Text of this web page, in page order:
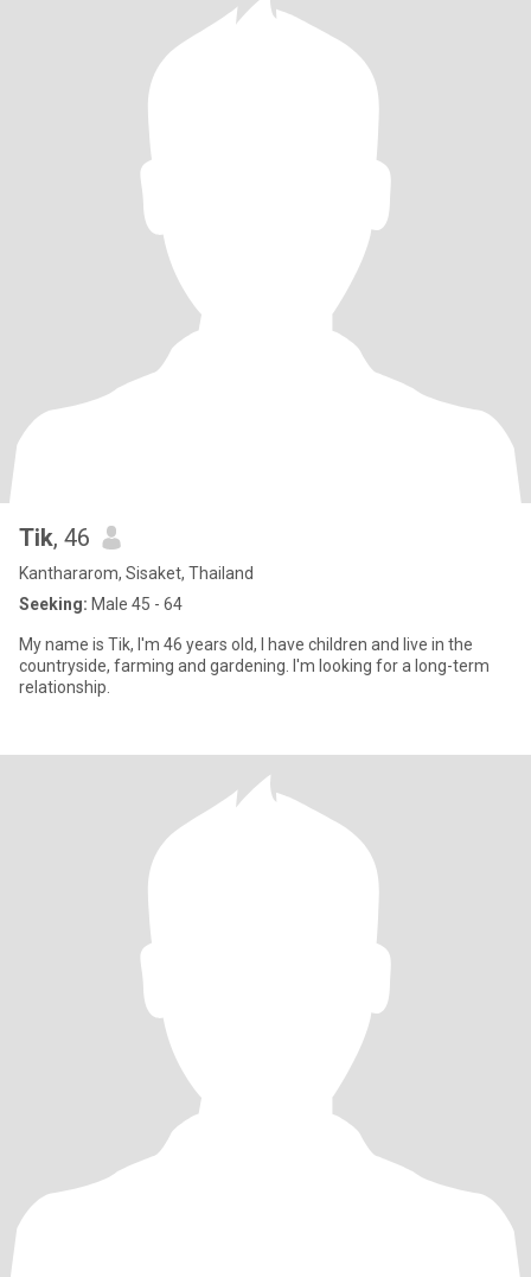
Tik, 46
Kanthararom, Sisaket, Thailand
Seeking: Male 45 - 64
My name is Tik, I'm 46 years old, I have children and live in the
countryside, farming and gardening. I'm looking for a long-term
relationship.